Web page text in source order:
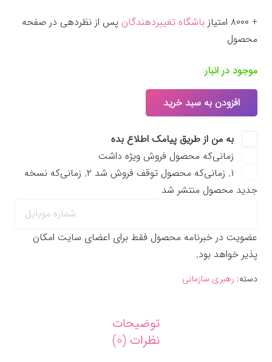
+ ۸۰۰۰ امتیاز باشگاه تغییردهندگان پس از نظردهی در صفحه
محصول
موجود در انبار
جعبهافزودن به سبد خرید
به من از طریق پیامک اطلاع بده
زمانی‌که محصول فروش ویژه داشت
۱. زمانی‌که محصول توقف فروش شد ۲. زمانی‌که نسخه
جدید محصول منتشر شد
عضویت در خبرنامه محصول فقط برای اعضای سایت امکان
پذیر خواهد بود.
دسته: رهبری سازمانی
توضیحات
نظرات (0)